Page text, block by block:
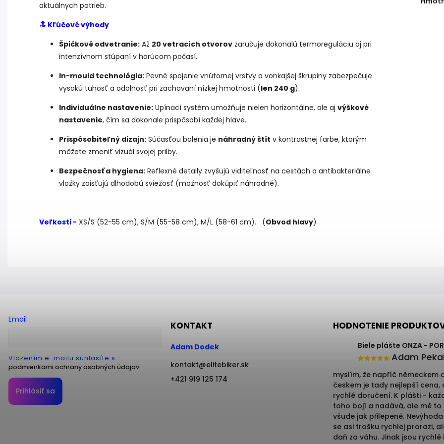
aktuálnych potrieb.
🔝 Kľúčové výhody
Špičkové odvetranie: Až 20 vetracích otvorov zaručuje dokonalú termoreguláciu aj pri
intenzívnom stúpaní v horúcom počasí.
In-mould technológia: Pevné spojenie vnútornej vrstvy a vonkajšej škrupiny zabezpečuje
vysokú tuhosť a odolnosť pri zachovaní nízkej hmotnosti (len 240 g).
Individuálne nastavenie: Upínací systém umožňuje nielen horizontálne, ale aj výškové
nastavenie, čím sa dokonale prispôsobí každej hlave.
Prispôsobiteľný dizajn: Súčasťou balenia je náhradný štít v kontrastnej farbe, ktorým
môžete zmeniť vizuál svojej prilby.
Bezpečnosť a hygiena: Reflexné detaily zvyšujú viditeľnosť na cestách a antibakteriálne
vložky zaisťujú dlhodobú sviežosť (možnosť dokúpiť náhradné).
Veľkosti - XS/S (52-55 cm), S/M (55-58 cm), M/L (58-61 cm). (Obvod hlavy)
Email
Vložením e-mailu súhlasíte s
podmienkami ochrany osobných údajov
Prihlásiť sa
KONTAKT
Adam Dodek
kontakt@elitebiker.sk
+421 919 125 174
HODNOTENIE
Biele plášte ONZA -
Adam
myslím, že napříč německem
českem je tady nejlepší cena,
rychlé doručení. K plášti -
toho bojí a nadává, ale mě to
všude jak přilepené. Nevýhoda
se asi trošku rychlej prorazi,
daň za váhu. Jinak jsou rychlé